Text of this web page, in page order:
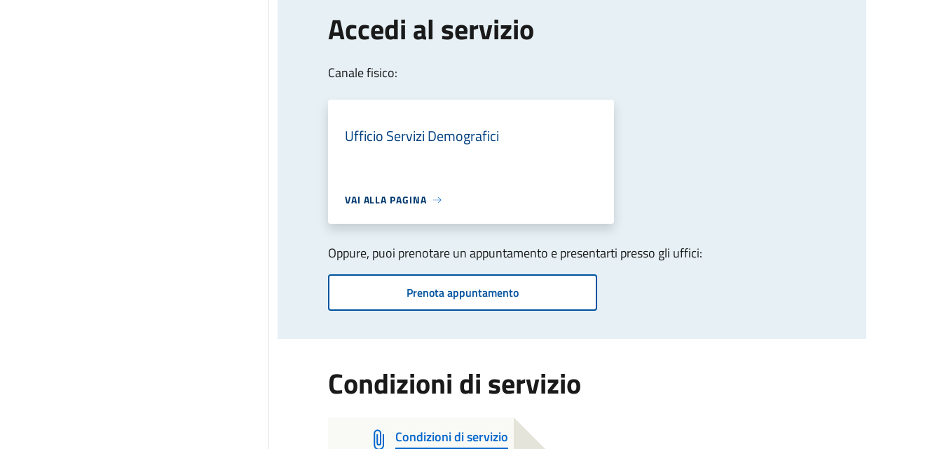
Accedi al servizio
Canale fisico:
Ufficio Servizi Demografici
VAI ALLA PAGINA
Oppure, puoi prenotare un appuntamento e presentarti presso gli uffici:
Prenota appuntamento
Condizioni di servizio
Condizioni di servizio